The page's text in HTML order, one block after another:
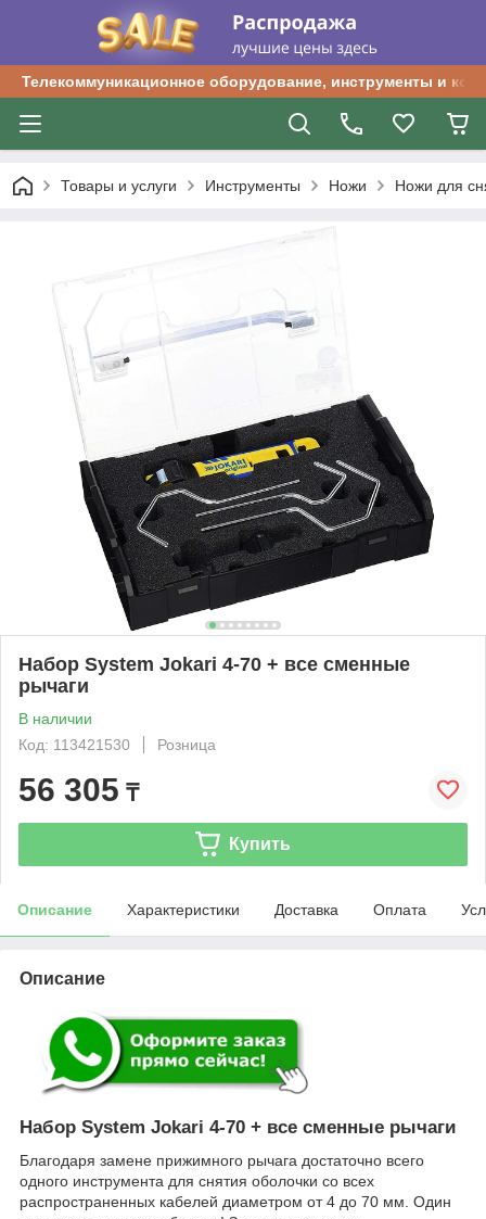
Телекоммуникационное оборудование, инструменты и
Товары и услуги Инструменты Ножи Ножи для
Набор System Jokari 4-70 + все сменные
рычаги
В наличии
Код: 113421530
Розница
56 305 ₸
Купить
Описание Характеристики Доставка Оплата
Описание
Набор System Jokari 4-70 + все сменные рычаги
Благодаря замене прижимного рычага достаточно всего
одного инструмента для снятия оболочки со всех
распространенных кабелей диаметром от 4 до 70 мм. Один